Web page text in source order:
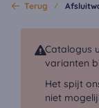
Terug
Catalogus
varianten
Het spijt
niet